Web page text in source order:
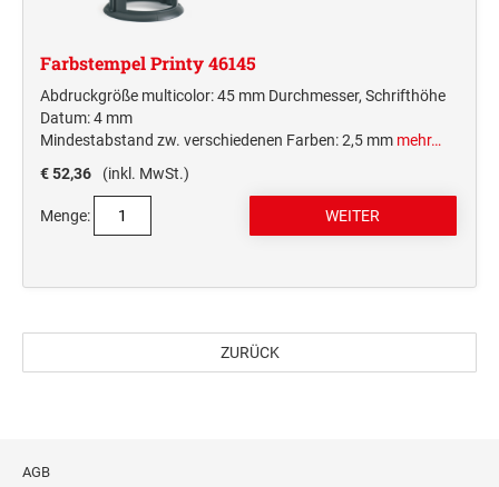
Farbstempel Printy 46145
Abdruckgröße multicolor: 45 mm Durchmesser, Schrifthöhe
Datum: 4 mm
Mindestabstand zw. verschiedenen Farben: 2,5 mm mehr…
€ 52,36
(inkl. MwSt.)
Menge:
ZURÜCK
AGB